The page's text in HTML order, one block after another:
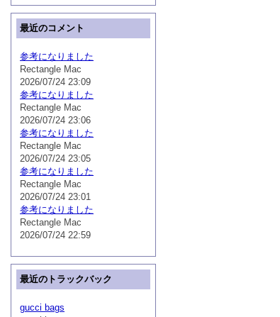
最近のコメント
参考になりました
Rectangle Mac
2026/07/24 23:09
参考になりました
Rectangle Mac
2026/07/24 23:06
参考になりました
Rectangle Mac
2026/07/24 23:05
参考になりました
Rectangle Mac
2026/07/24 23:01
参考になりました
Rectangle Mac
2026/07/24 22:59
最近のトラックバック
gucci bags